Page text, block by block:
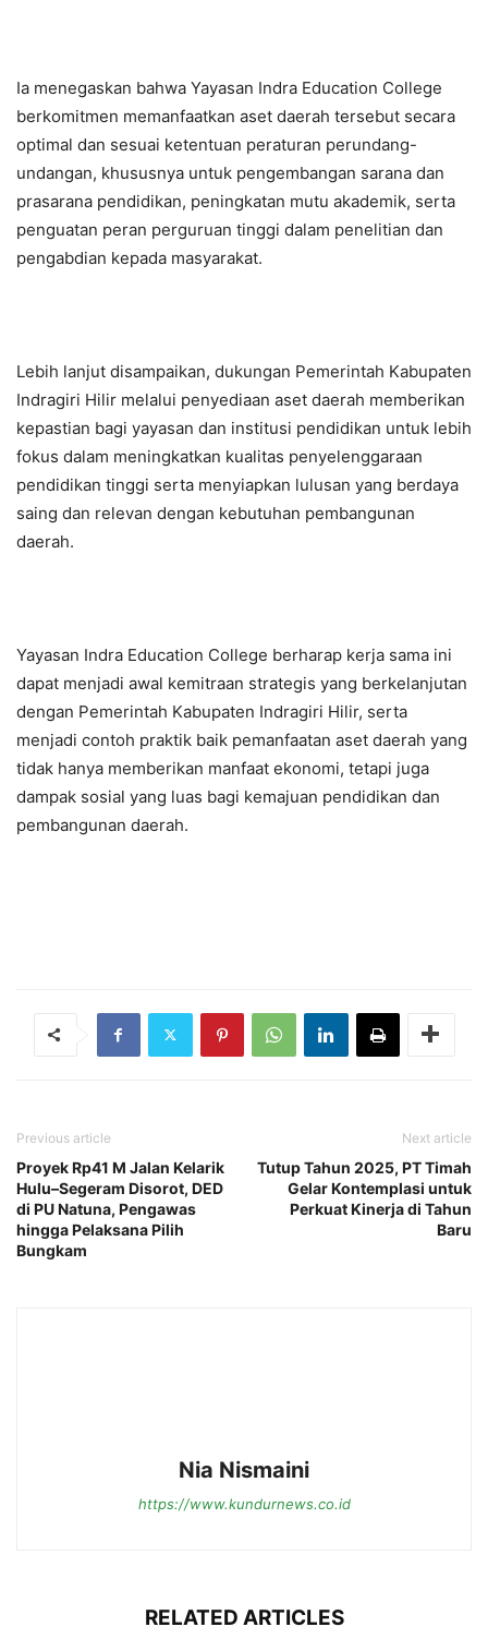
Ia menegaskan bahwa Yayasan Indra Education College
berkomitmen memanfaatkan aset daerah tersebut secara
optimal dan sesuai ketentuan peraturan perundang-
undangan, khususnya untuk pengembangan sarana dan
prasarana pendidikan, peningkatan mutu akademik, serta
penguatan peran perguruan tinggi dalam penelitian dan
pengabdian kepada masyarakat.
Lebih lanjut disampaikan, dukungan Pemerintah Kabupaten
Indragiri Hilir melalui penyediaan aset daerah memberikan
kepastian bagi yayasan dan institusi pendidikan untuk lebih
fokus dalam meningkatkan kualitas penyelenggaraan
pendidikan tinggi serta menyiapkan lulusan yang berdaya
saing dan relevan dengan kebutuhan pembangunan
daerah.
Yayasan Indra Education College berharap kerja sama ini
dapat menjadi awal kemitraan strategis yang berkelanjutan
dengan Pemerintah Kabupaten Indragiri Hilir, serta
menjadi contoh praktik baik pemanfaatan aset daerah yang
tidak hanya memberikan manfaat ekonomi, tetapi juga
dampak sosial yang luas bagi kemajuan pendidikan dan
pembangunan daerah.
Previous article
Proyek Rp41 M Jalan Kelarik
Hulu–Segeram Disorot, DED
di PU Natuna, Pengawas
hingga Pelaksana Pilih
Bungkam
Next article
Tutup Tahun 2025, PT Timah
Gelar Kontemplasi untuk
Perkuat Kinerja di Tahun
Baru
Nia Nismaini
https://www.kundurnews.co.id
RELATED ARTICLES